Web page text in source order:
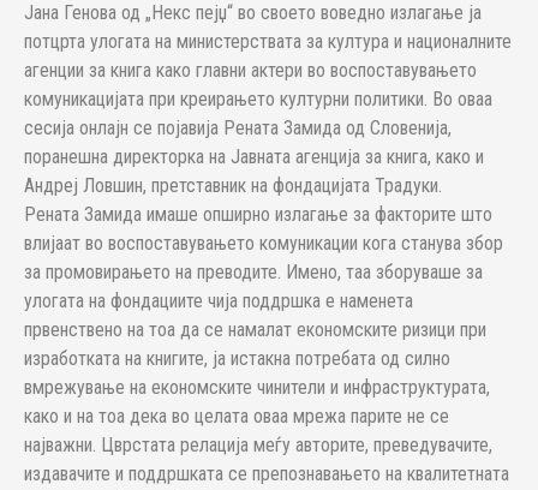
Јана Генова од „Некс пејџ“ во своето воведно излагање ја
потцрта улогата на министерствата за култура и националните
агенции за книга како главни актери во воспоставувањето
комуникацијата при креирањето културни политики. Во оваа
сесија онлајн се појавија Рената Замида од Словенија,
поранешна директорка на Јавната агенција за книга, како и
Андреј Ловшин, претставник на фондацијата Традуки.
Рената Замида имаше опширно излагање за факторите што
влијаат во воспоставувањето комуникации кога станува збор
за промовирањето на преводите. Имено, таа зборуваше за
улогата на фондациите чија поддршка е наменета
првенствено на тоа да се намалат економските ризици при
изработката на книгите, ја истакна потребата од силно
вмрежување на економските чинители и инфраструктурата,
како и на тоа дека во целата оваа мрежа парите не се
најважни. Цврстата релација меѓу авторите, преведувачите,
издавачите и поддршката се препознавањето на квалитетната